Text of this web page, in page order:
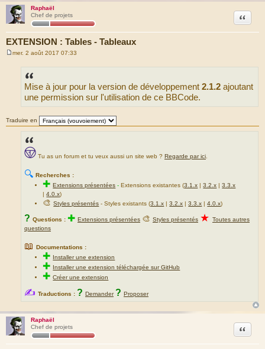
Raphaël
Chef de projets
EXTENSION : Tables - Tableaux
Citation
mer. 2 août 2017 07:33
Mise à jour pour la version de développement 2.1.2 ajoutant
une permission sur l'utilisation de ce BBCode.
Traduire en
Tu as un forum et tu veux aussi un site web ? Regarde par ici
🔍 Recherches :
✚Extensions présentées -Extensions existantes (3.1.x |3.2.x |3.3.x
|4.0.x)
🎨Styles présentés - Styles existants (3.1.x |3.2.x |3.3.x |4.0.x)
? Questions : ✚ Extensions présentées 🎨 Styles présentés ★ Toutes autres
questions
📖 Documentations :
✚ Installer une extension
✚ Installer une extension téléchargée sur GitHub
✚Créer une extension
✍ Traductions : ? Demander ? Proposer
Raphaël
Chef de projets
Citation